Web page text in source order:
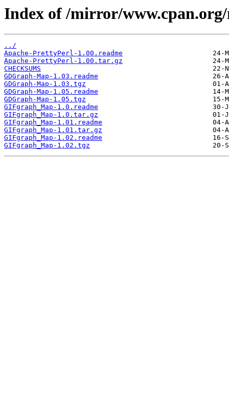
Index of /mirror/
../
Apache-PrettyPerl-1.00.readme
Apache-PrettyPerl-1.00.tar.gz
CHECKSUMS
GDGraph-Map-1.03.readme
GDGraph-Map-1.03.tgz
GDGraph-Map-1.05.readme
GDGraph-Map-1.05.tgz
GIFgraph_Map-1.0.readme
GIFgraph_Map-1.0.tar.gz
GIFgraph_Map-1.01.readme
GIFgraph_Map-1.01.tar.gz
GIFgraph_Map-1.02.readme
GIFgraph_Map-1.02.tgz